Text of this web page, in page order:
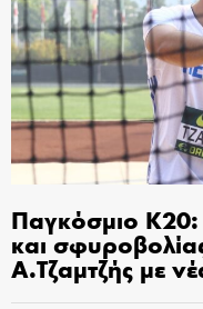
Παγκόσμιο Κ20:
και
Α.Τζαμτζής με